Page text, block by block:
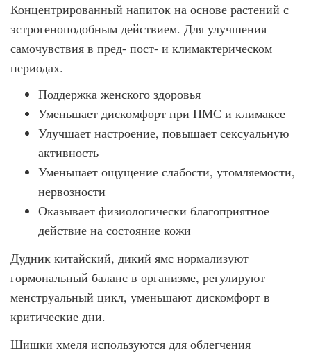
Концентрированный напиток на основе растений с
эстрогеноподобным действием. Для улучшения
самочувствия в пред- пост- и климактерическом
периодах.
Поддержка женского здоровья
Уменьшает дискомфорт при ПМС и климаксе
Улучшает настроение, повышает сексуальную
активность
Уменьшает ощущение слабости, утомляемости,
нервозности
Оказывает физиологически благоприятное
действие на состояние кожи
Дудник китайский, дикий ямс нормализуют
гормональный баланс в организме, регулируют
менструальный цикл, уменьшают дискомфорт в
критические дни.
Шишки хмеля используются для облегчения